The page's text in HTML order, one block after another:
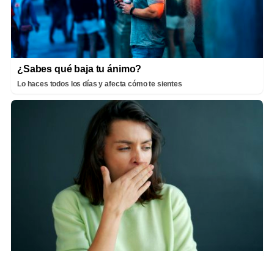
¿Sabes qué baja tu ánimo?
Lo haces todos los días y afecta cómo te sientes